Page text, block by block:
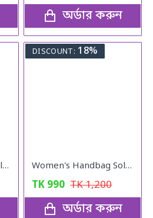
অর্ডার করুন
Women's Handbag Solid ( black colour )
DISCOUNT: 18%
Women's Handbag Solid ( Red colour )
TK 990 TK1,200
অর্ডার করুন